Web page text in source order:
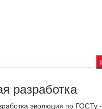
разработка
эволюция по ГОСТу -